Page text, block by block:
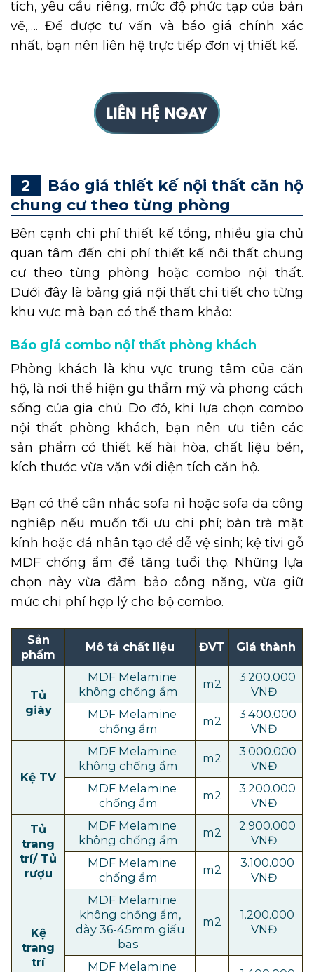
tích, yêu cầu riêng, mức độ phức tạp của bản
vẽ,…. Để được tư vấn và báo giá chính xác
nhất, bạn nên liên hệ trực tiếp đơn vị thiết kế.
Báo giá thiết kế nội thất căn hộ
chung cư theo từng phòng
Bên cạnh chi phí thiết kế tổng, nhiều gia chủ
quan tâm đến chi phí thiết kế nội thất chung
cư theo từng phòng hoặc combo nội thất.
Dưới đây là bảng giá nội thất chi tiết cho từng
khu vực mà bạn có thể tham khảo:
Báo giá combo nội thất phòng khách
Phòng khách là khu vực trung tâm của căn
hộ, là nơi thể hiện gu thẩm mỹ và phong cách
sống của gia chủ. Do đó, khi lựa chọn combo
nội thất phòng khách, bạn nên ưu tiên các
sản phẩm có thiết kế hài hòa, chất liệu bền,
kích thước vừa vặn với diện tích căn hộ.
Bạn có thể cân nhắc sofa nỉ hoặc sofa da công
nghiệp nếu muốn tối ưu chi phí; bàn trà mặt
kính hoặc đá nhân tạo để dễ vệ sinh; kệ tivi gỗ
MDF chống ẩm để tăng tuổi thọ. Những lựa
chọn này vừa đảm bảo công năng, vừa giữ
mức chi phí hợp lý cho bộ combo.
Sản
phẩm
Mô tả chất liệu ĐVT Giá thành
Tủ
giày
MDF Melamine
không chống ẩm
m2
3.200.000
VNĐ
MDF Melamine
chống ẩm
m2
3.400.000
VNĐ
Kệ TV
MDF Melamine
không chống ẩm
m2
3.000.000
VNĐ
MDF Melamine
chống ẩm
m2
3.200.000
VNĐ
Tủ
trang
trí/ Tủ
rượu
MDF Melamine
không chống ẩm
m2
2.900.000
VNĐ
MDF Melamine
chống ẩm
m2
3.100.000
VNĐ
Kệ
trang
trí
MDF Melamine
không chống ẩm,
dày 36-45mm giấu
bas
m2
1.200.000
VNĐ
MDF Melamine